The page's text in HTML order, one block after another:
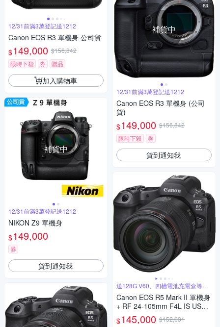
12/31前滿3萬登記送1212
Canon EOS R3 單機身 公司貨
$149,000 $156,842
限時下殺
券 贈品
加入購物車
補貨中
12/31前滿3萬登記送1212
NIKON Z9 單機身
$149,000
券
貨到通知我
補貨中
12/31前滿3萬登記送1212
Canon EOS R3 單機身 (公司
貨)
$149,000 $156,842
限時下殺
券
貨到通知我
送128G V60、四槽電池充電盒等好
禮
Canon EOS R5 Mark II 單機身
+ RF 24-105mm F4L IS USM
變焦鏡組 公司貨
$145,000 $152,631